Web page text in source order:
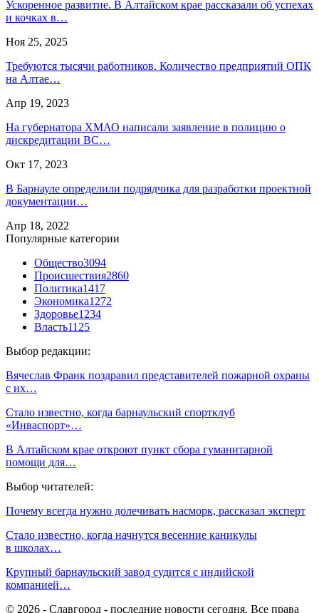
Ускоренное развитие. В Алтайском крае рассказали об успехах
и кочках в…
Ноя 25, 2025
Требуются тысячи работников. Количество предприятий ОПК
на Алтае…
Апр 19, 2023
На губернатора ХМАО написали заявление в полицию о
дискредитации ВС…
Окт 17, 2023
В Барнауле определили подрядчика для разработки проектной
документации…
Апр 18, 2022
Популярные категории
Общество3094
Происшествия2860
Политика1417
Экономика1272
Здоровье1234
Власть1125
Выбор редакции:
Вячеслав Франк поздравил представителей пожарной охраны
с их…
Стало известно, когда барнаульский спортклуб
«Инваспорт»…
В Алтайском крае откроют пункт сбора гуманитарной
помощи для…
Выбор читателей:
Почему всегда нужно долечивать насморк, рассказал эксперт
Стало известно, когда начнутся весенние каникулы
в школах…
Крупный барнаульский завод судится с индийской
компанией…
© 2026 - Славгород - последние новости сегодня. Все права